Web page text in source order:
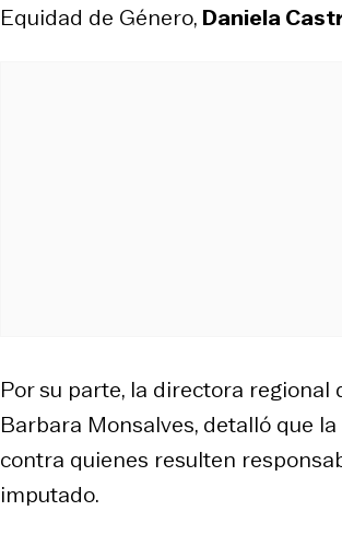
Equidad de Género, Daniela
Por su parte, la directora regional
Barbara Monsalves, detalló que
contra quienes resulten
imputado.